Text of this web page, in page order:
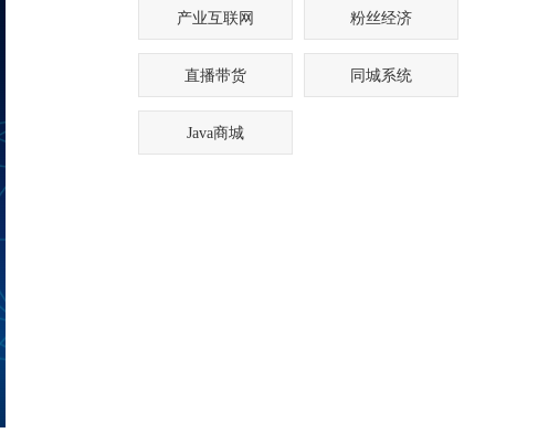
产业互联网 粉丝经济
直播带货 同城系统
Java商城